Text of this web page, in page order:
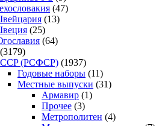
(47)
(13)
(25)
(64)
(3179)
(РСФСР) (1937)
Годовые наборы (11)
Местные выпуски (31)
Армавир (1)
Прочее (3)
Метрополитен (4)